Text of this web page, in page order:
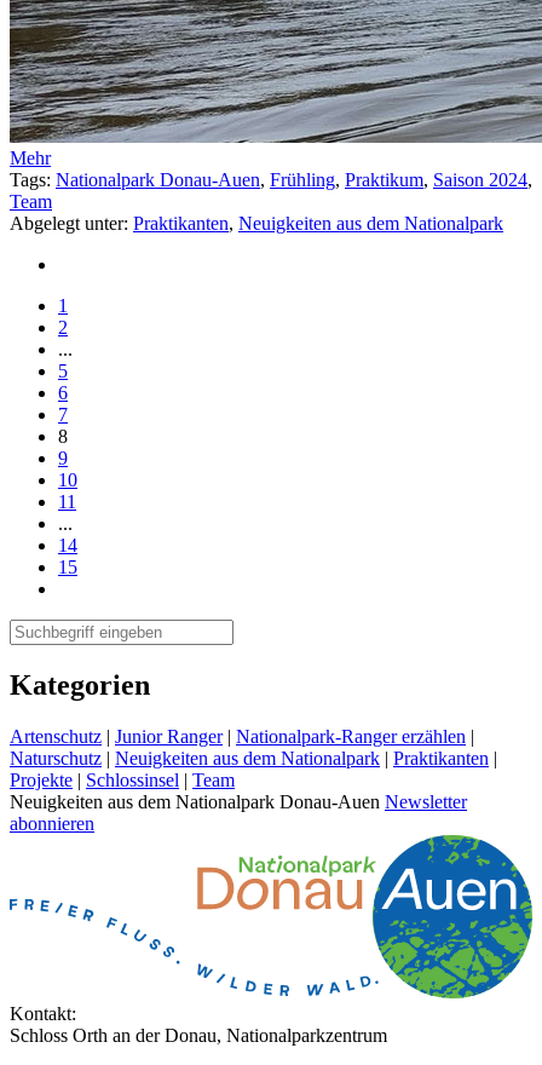
Mehr
Tags: Nationalpark Donau-Auen, Frühling, Praktikum, Saison 2024,
Team
Abgelegt unter: Praktikanten, Neuigkeiten aus dem Nationalpark
1
2
...
5
6
7
8
9
10
11
...
14
15
Kategorien
Artenschutz | Junior Ranger | Nationalpark-Ranger erzählen |
Naturschutz | Neuigkeiten aus dem Nationalpark | Praktikanten |
Projekte | Schlossinsel | Team
Neuigkeiten aus dem Nationalpark Donau-Auen Newsletter
abonnieren
Kontakt:
Schloss Orth an der Donau, Nationalparkzentrum